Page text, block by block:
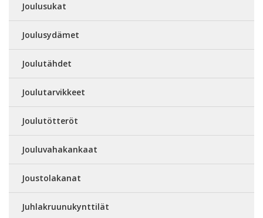
Joulusukat
Joulusydämet
Joulutähdet
Joulutarvikkeet
Joulutötteröt
Jouluvahakankaat
Joustolakanat
Juhlakruunukynttilät